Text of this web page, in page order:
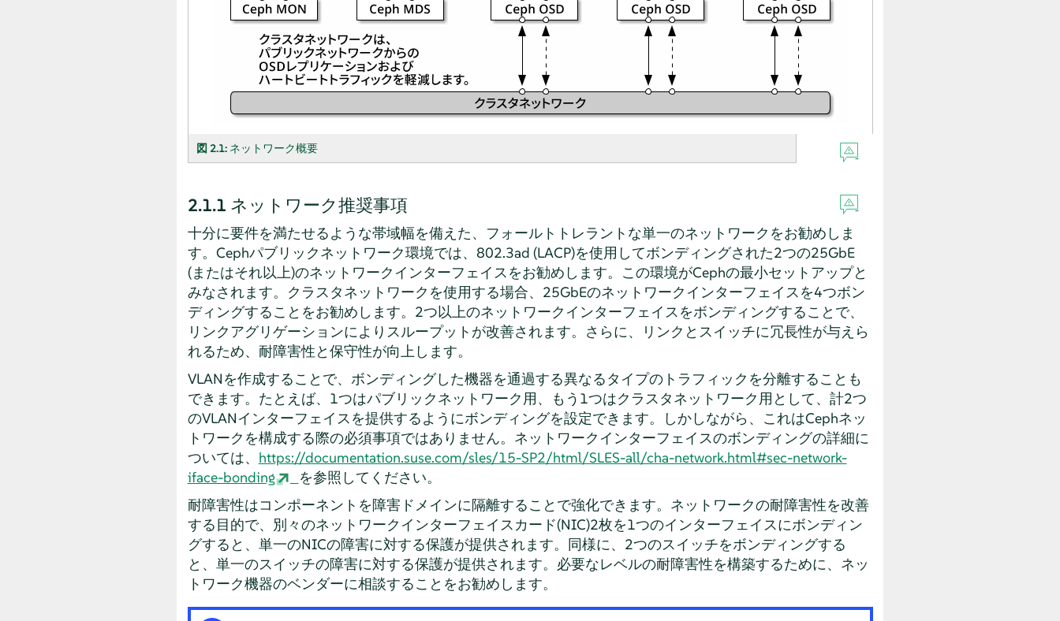
図 2.1: ネットワーク概要
2.1.1 ネットワーク推奨事項
十分に要件を満たせるような帯域幅を備えた、フォールトトレラントな単一のネットワークをお勧めしま
す。Cephパブリックネットワーク環境では、802.3ad (LACP)を使用してボンディングされた2つの25GbE
(またはそれ以上)のネットワークインターフェイスをお勧めします。この環境がCephの最小セットアップと
みなされます。クラスタネットワークを使用する場合、25GbEのネットワークインターフェイスを4つボン
ディングすることをお勧めします。2つ以上のネットワークインターフェイスをボンディングすることで、
リンクアグリゲーションによりスループットが改善されます。さらに、リンクとスイッチに冗長性が与えら
れるため、耐障害性と保守性が向上します。
VLANを作成することで、ボンディングした機器を通過する異なるタイプのトラフィックを分離することも
できます。たとえば、1つはパブリックネットワーク用、もう1つはクラスタネットワーク用として、計2つ
のVLANインターフェイスを提供するようにボンディングを設定できます。しかしながら、これはCephネッ
トワークを構成する際の必須事項ではありません。ネットワークインターフェイスのボンディングの詳細に
ついては、 https://documentation.suse.com/sles/15-SP2/html/SLES-all/cha-network.html#sec-network-
iface-bonding
を参照してください。
耐障害性はコンポーネントを障害ドメインに隔離することで強化できます。ネットワークの耐障害性を改善
する目的で、別々のネットワークインターフェイスカード(NIC)2枚を1つのインターフェイスにボンディン
グすると、単一のNICの障害に対する保護が提供されます。同様に、2つのスイッチをボンディングする
と、単一のスイッチの障害に対する保護が提供されます。必要なレベルの耐障害性を構築するために、ネッ
トワーク機器のベンダーに相談することをお勧めします。